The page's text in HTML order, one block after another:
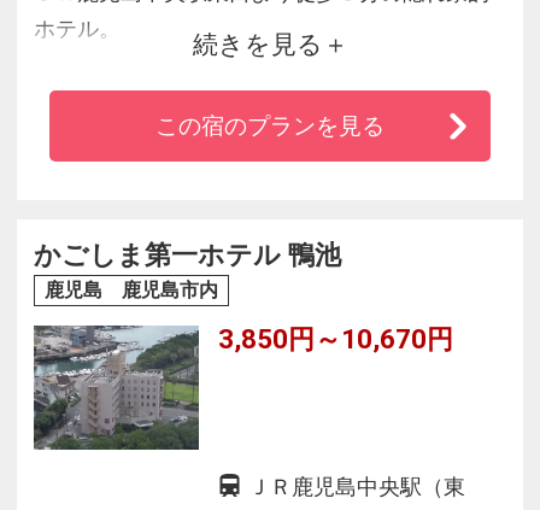
ホテル。
全室に輸入家具が配され、各部屋ごとに異なる
雰囲気です。
客室は、カジュアルロココ調の明るい感じのお
お部屋などご用意。
続きを見る
この宿のプランを見る
かごしま第一ホテル 鴨池
鹿児島 鹿児島市内
3,850円～10,670円
ＪＲ鹿児島中央駅（東